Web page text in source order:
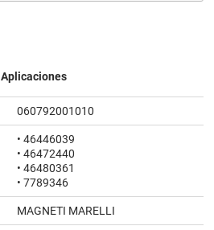
Aplicaciones
060792001010
• 46446039
• 46472440
• 46480361
• 7789346
MAGNETI MARELLI